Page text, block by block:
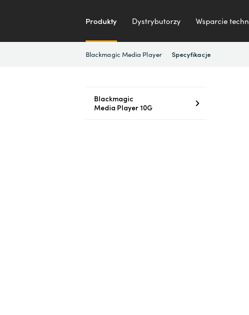
Produkty Dystrybutorzy Wsparcie
Blackmagic Media Player Specyfikacje
Blackmagic
Media Player 10G